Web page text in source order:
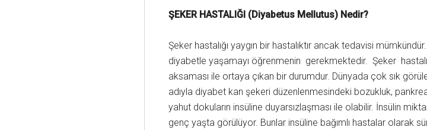
ŞEKER HASTALIĞI (Diyabetus Mellutus) Nedir?
Şeker hastalığı yaygın bir hastalıktır ancak tedavisi
diyabetle yaşamayı öğrenmenin gerekmektedir. Şeker
aksaması ile ortaya çıkan bir durumdur. Dünyada çok sık
adıyla diyabet kan şekeri düzenlenmesindeki bozukluk,
yahut dokuların insüline duyarsızlaşması ile olabilir. İnsülin
genç yaşta görülüyor. Bunlar insüline bağımlı hastalar olarak